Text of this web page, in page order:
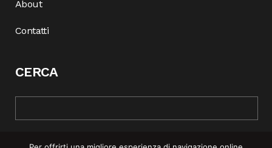
About
Contatti
CERCA